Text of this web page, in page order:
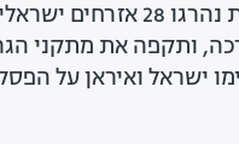
בליסטיים וכטב"מים לעבר ישראל. בתקיפות
למערכה, ותקפה את מתקני